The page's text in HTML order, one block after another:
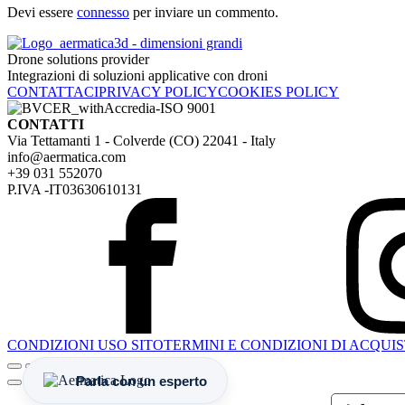
Devi essere connesso per inviare un commento.
Parla con un esperto
Drone solutions provider
Integrazioni di soluzioni applicative con droni
CONTATTACIPRIVACY POLICYCOOKIES POLICY
CONTATTI
Via Tettamanti 1 - Colverde (CO) 22041 - Italy
info@aermatica.com
+39 031 552070
P.IVA -IT03630610131
CONDIZIONI USO SITOTERMINI E CONDIZIONI DI